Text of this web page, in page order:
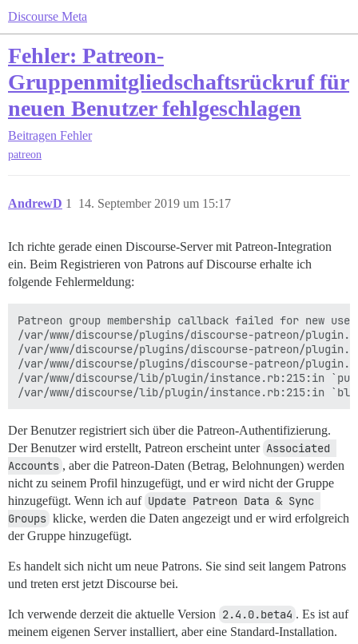
Discourse Meta
Fehler: Patreon-
Gruppenmitgliedschaftsrückruf für
neuen Benutzer fehlgeschlagen
Beitragen Fehler
patreon
AndrewD 14. September 2019 um 15:17
1
Ich richte gerade einen Discourse-Server mit Patreon-Integration
ein. Beim Registrieren von Patrons auf Discourse erhalte ich
folgende Fehlermeldung:
Patreon group membership callback failed for new
/var/www/discourse/plugins/discourse-patreon/
/var/www/discourse/plugins/discourse-patreon/
/var/www/discourse/plugins/discourse-patreon/
/var/www/discourse/lib/plugin/instance.rb:215:in
Der Benutzer registriert sich über die Patreon-Authentifizierung.
Der Benutzer wird erstellt, Patreon erscheint unter Associated
Accounts , aber die Patreon-Daten (Betrag, Belohnungen) werden
nicht zu seinem Profil hinzugefügt, und er wird nicht der Gruppe
hinzugefügt. Wenn ich auf Update Patreon Data & Sync
Groups klicke, werden die Daten angezeigt und er wird erfolgreich
der Gruppe hinzugefügt.
Es handelt sich nicht um neue Patrons. Sie sind seit langem Patrons
und treten erst jetzt Discourse bei.
Ich verwende derzeit die aktuelle Version 2.4.0.beta4 . Es ist auf
meinem eigenen Server installiert, aber eine Standard-Installation.